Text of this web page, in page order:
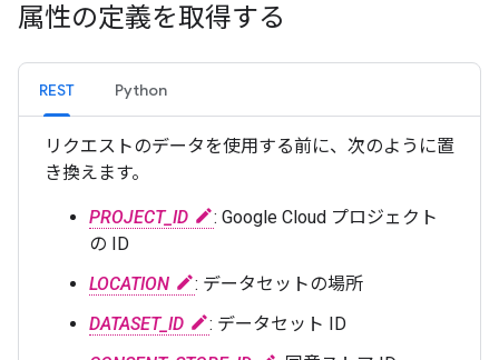
属性の定義を取得する
REST Python
リクエストのデータを使用する前に、次のように置
き換えます。
PROJECT_ID
: Google Cloud プロジェクト
の ID
LOCATION
: データセットの場所
DATASET_ID
: データセット ID